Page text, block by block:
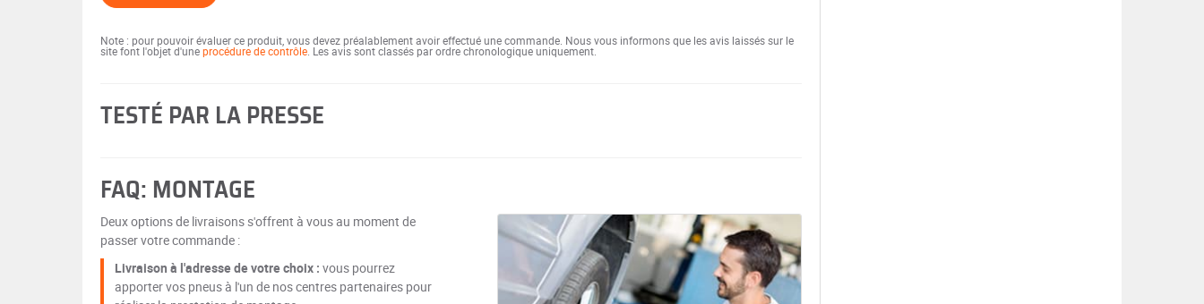
Note : pour pouvoir évaluer ce produit, vous devez préalablement avoir effectué une commande. Nous vous informons que les avis laissés sur le
site font l'objet d'uneprocédure de contrôle . Les avis sont classés par ordre chronologique uniquement.
TESTÉ PAR LA PRESSE
FAQ: MONTAGE
Deux options de livraisons s'offrent à vous au moment de
passer votre commande :
Livraison à l'adresse de votre choix : vous pourrez
apporter vos pneus à l'un de nos centres partenaires pour